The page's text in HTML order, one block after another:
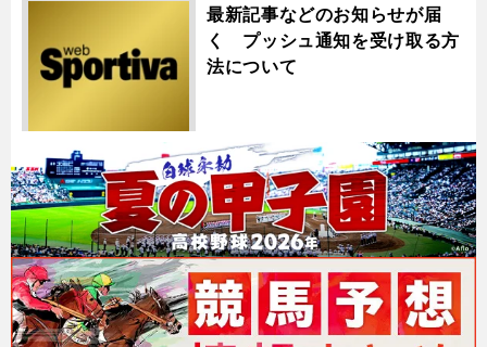
最新記事などのお知らせが届
く プッシュ通知を受け取る方
法について